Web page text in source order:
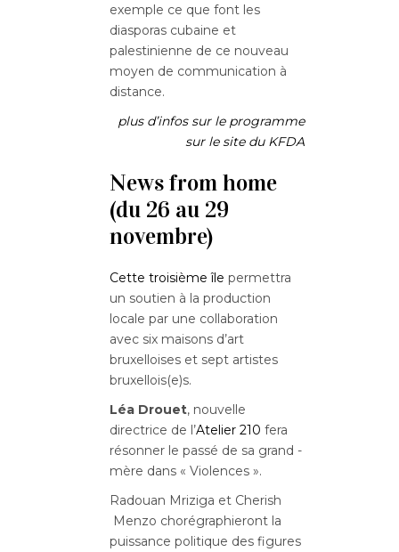
exemple ce que font les
diasporas cubaine et
palestinienne de ce nouveau
moyen de communication à
distance.
plus d’infos sur le programme
sur le site du KFDA
News from home
(du 26 au 29
novembre)
Cette troisième île permettra
un soutien à la production
locale par une collaboration
avec six maisons d’art
bruxelloises et sept artistes
bruxellois(e)s.
Léa Drouet, nouvelle
directrice de l’Atelier 210 fera
résonner le passé de sa grand -
mère dans « Violences ».
Radouan Mriziga et Cherish
Menzo chorégraphieront la
puissance politique des figures